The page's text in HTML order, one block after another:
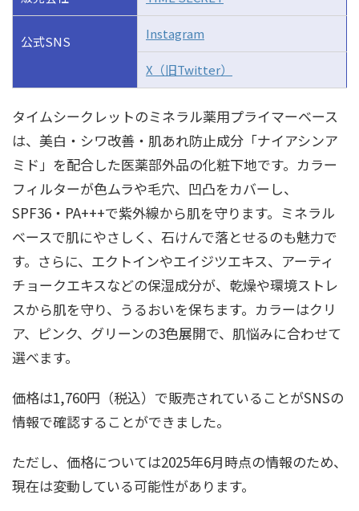
公式SNS Instagram
X（旧Twitter）
タイムシークレットのミネラル薬用プライマーベース
は、 美白・シワ改善・肌あれ防止成分「ナイアシンア
ミド」を配合した医薬部外品の化粧下地です。 カラー
フィルターが色ムラや毛穴、凹凸をカバーし、
SPF36・PA+++で紫外線から肌を守ります。 ミネラル
ベースで肌にやさしく、石けんで落とせるのも魅力で
す。 さらに、エクトインやエイジツエキス、アーティ
チョークエキスなどの保湿成分が、乾燥や環境ストレ
スから肌を守り、うるおいを保ちます。 カラーはクリ
ア、ピンク、グリーンの3色展開で、肌悩みに合わせて
選べます。
価格は1,760円（税込）で販売されていることがSNSの
情報で確認することができました。
ただし、価格については2025年6月時点の情報のため、
現在は変動している可能性があります。